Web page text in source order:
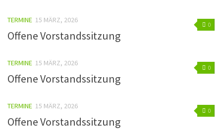
0
TERMINE 15 MÄRZ, 2026
Offene Vorstandssitzung
0
TERMINE 15 MÄRZ, 2026
Offene Vorstandssitzung
0
TERMINE 15 MÄRZ, 2026
Offene Vorstandssitzung